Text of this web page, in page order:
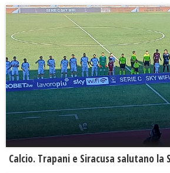
Calcio. Trapani e Siracusa salutano la